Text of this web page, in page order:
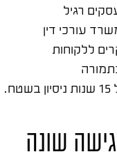
רגיל
עורכי דין
ללקוחות
שונה